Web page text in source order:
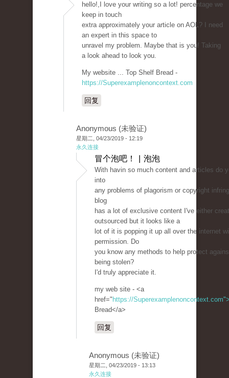
hello!,I love your writing so a lot! percentage we
keep in touch
extra approximately your article on AOL? I need
an expert in this space to
unravel my problem. Maybe that is you! Taking
a look ahead to look you.
My website ... Top Shelf Bread -
https://Superexamplenoncontext.com
回复
Anonymous (未验证)
星期二, 04/23/2019 - 12:19
永久连接
冒个泡吧！ | 泡泡
With havin so much content and articles do
into
any problems of plagorism or copyright
blog
has a lot of exclusive content I've either
outsourced but it looks like a
lot of it is popping it up all over the internet
permission. Do
you know any methods to help protect
being stolen?
I'd truly appreciate it.
my web site - <a
href=" https://
Bread</a>
回复
Anonymous (未验证)
星期二, 04/23/2019 - 13:13
永久连接